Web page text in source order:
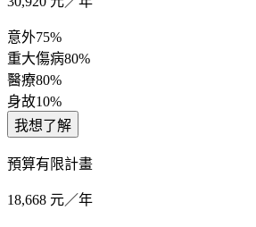
意外75%
重大傷病80%
醫療80%
身故10%
我想了解
預算有限計畫
18,668 元／年